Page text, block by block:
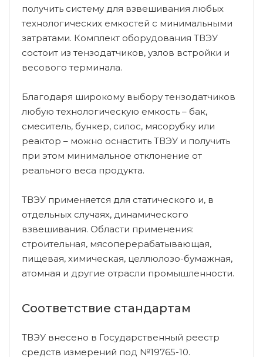
получить систему для взвешивания любых
технологических емкостей с минимальными
затратами. Комплект оборудования ТВЭУ
состоит из тензодатчиков, узлов встройки и
весового терминала.
Благодаря широкому выбору тензодатчиков
любую технологическую емкость – бак,
смеситель, бункер, силос, мясорубку или
реактор – можно оснастить ТВЭУ и получить
при этом минимальное отклонение от
реального веса продукта.
ТВЭУ применяется для статического и, в
отдельных случаях, динамического
взвешивания. Области применения:
строительная, мясоперерабатывающая,
пищевая, химическая, целлюлозо-бумажная,
атомная и другие отрасли промышленности.
Соответствие стандартам
ТВЭУ внесено в Государственный реестр
средств измерений под №19765-10.